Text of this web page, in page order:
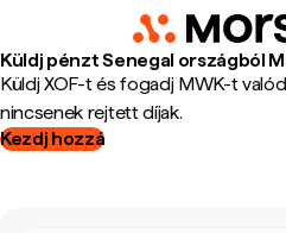
Küldj pénzt Senegal országból
Küldj XOF-t és fogadj MWK-t
nincsenek rejtett díjak.
Kezdj hozzá